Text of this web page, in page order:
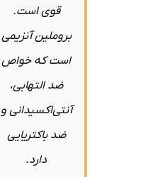
قوی است.
بروملین آنزیمی
است که خواص
ضد التهابی،
آنتی‌اکسیدانی و
ضد باکتریایی
دارد.